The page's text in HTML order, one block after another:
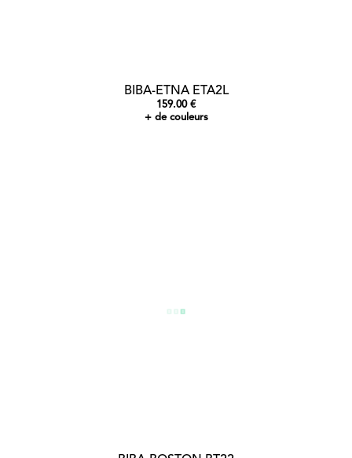
BIBA-ETNA ETA2L
159.00 €
+ de couleurs